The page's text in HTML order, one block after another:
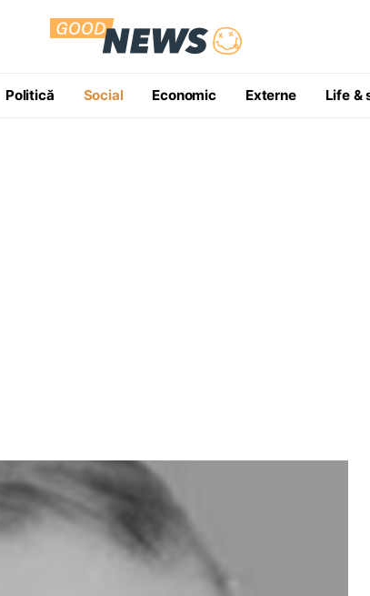
Politică Social Economic Externe Life &